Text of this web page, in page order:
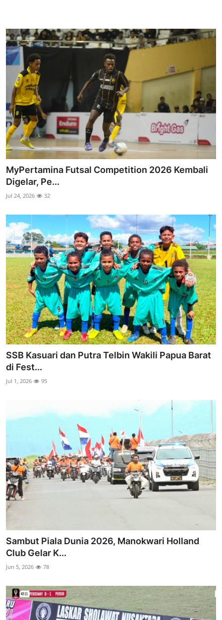
MyPertamina Futsal Competition 2026 Kembali
Digelar, Pe...
Jul 24, 2026 32
SSB Kasuari dan Putra Telbin Wakili Papua Barat
di Fest...
Jul 1, 2026 95
Sambut Piala Dunia 2026, Manokwari Holland
Club Gelar K...
Jun 5, 2026 78